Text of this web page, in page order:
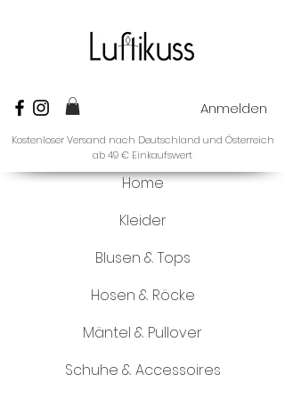
Anmelden
Home
Kostenloser Versand nach Deutschland und Österreich
ab 49 € Einkaufswert
Kleider
Blusen & Tops
Hosen & Röcke
Mäntel & Pullover
Schuhe & Accessoires